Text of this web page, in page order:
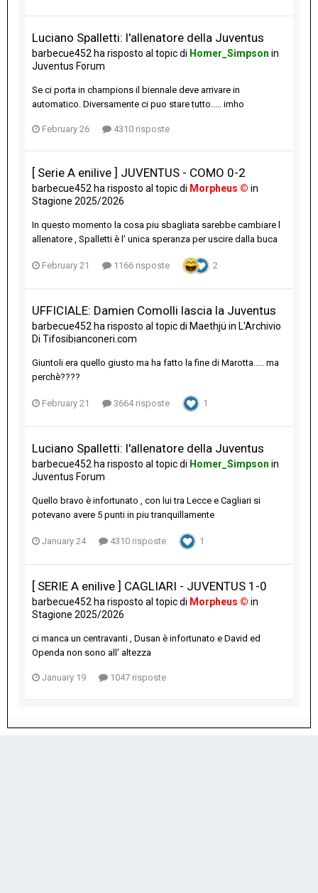
Luciano Spalletti: l'allenatore della Juventus
barbecue452 ha risposto al topic di Homer_Simpson in
Juventus Forum
Se ci porta in champions il biennale deve arrivare in
automatico. Diversamente ci puo stare tutto..... imho
February 26 4310 risposte
[ Serie A enilive ] JUVENTUS - COMO 0-2
barbecue452 ha risposto al topic di Morpheus © in
Stagione 2025/2026
In questo momento la cosa piu sbagliata sarebbe cambiare l
allenatore , Spalletti è l' unica speranza per uscire dalla buca
February 21 1166 risposte 2
UFFICIALE: Damien Comolli lascia la Juventus
barbecue452 ha risposto al topic di Maethjü in L'Archivio
Di Tifosibianconeri.com
Giuntoli era quello giusto ma ha fatto la fine di Marotta..... ma
perchè????
February 21 3664 risposte 1
Luciano Spalletti: l'allenatore della Juventus
barbecue452 ha risposto al topic di Homer_Simpson in
Juventus Forum
Quello bravo è infortunato , con lui tra Lecce e Cagliari si
potevano avere 5 punti in piu tranquillamente
January 24 4310 risposte 1
[ SERIE A enilive ] CAGLIARI - JUVENTUS 1-0
barbecue452 ha risposto al topic di Morpheus © in
Stagione 2025/2026
ci manca un centravanti , Dusan è infortunato e David ed
Openda non sono all' altezza
January 19 1047 risposte